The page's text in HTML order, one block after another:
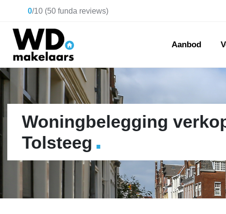
0/10 (50 funda reviews)
Aanbod
Woningbelegging
Tolsteeg .